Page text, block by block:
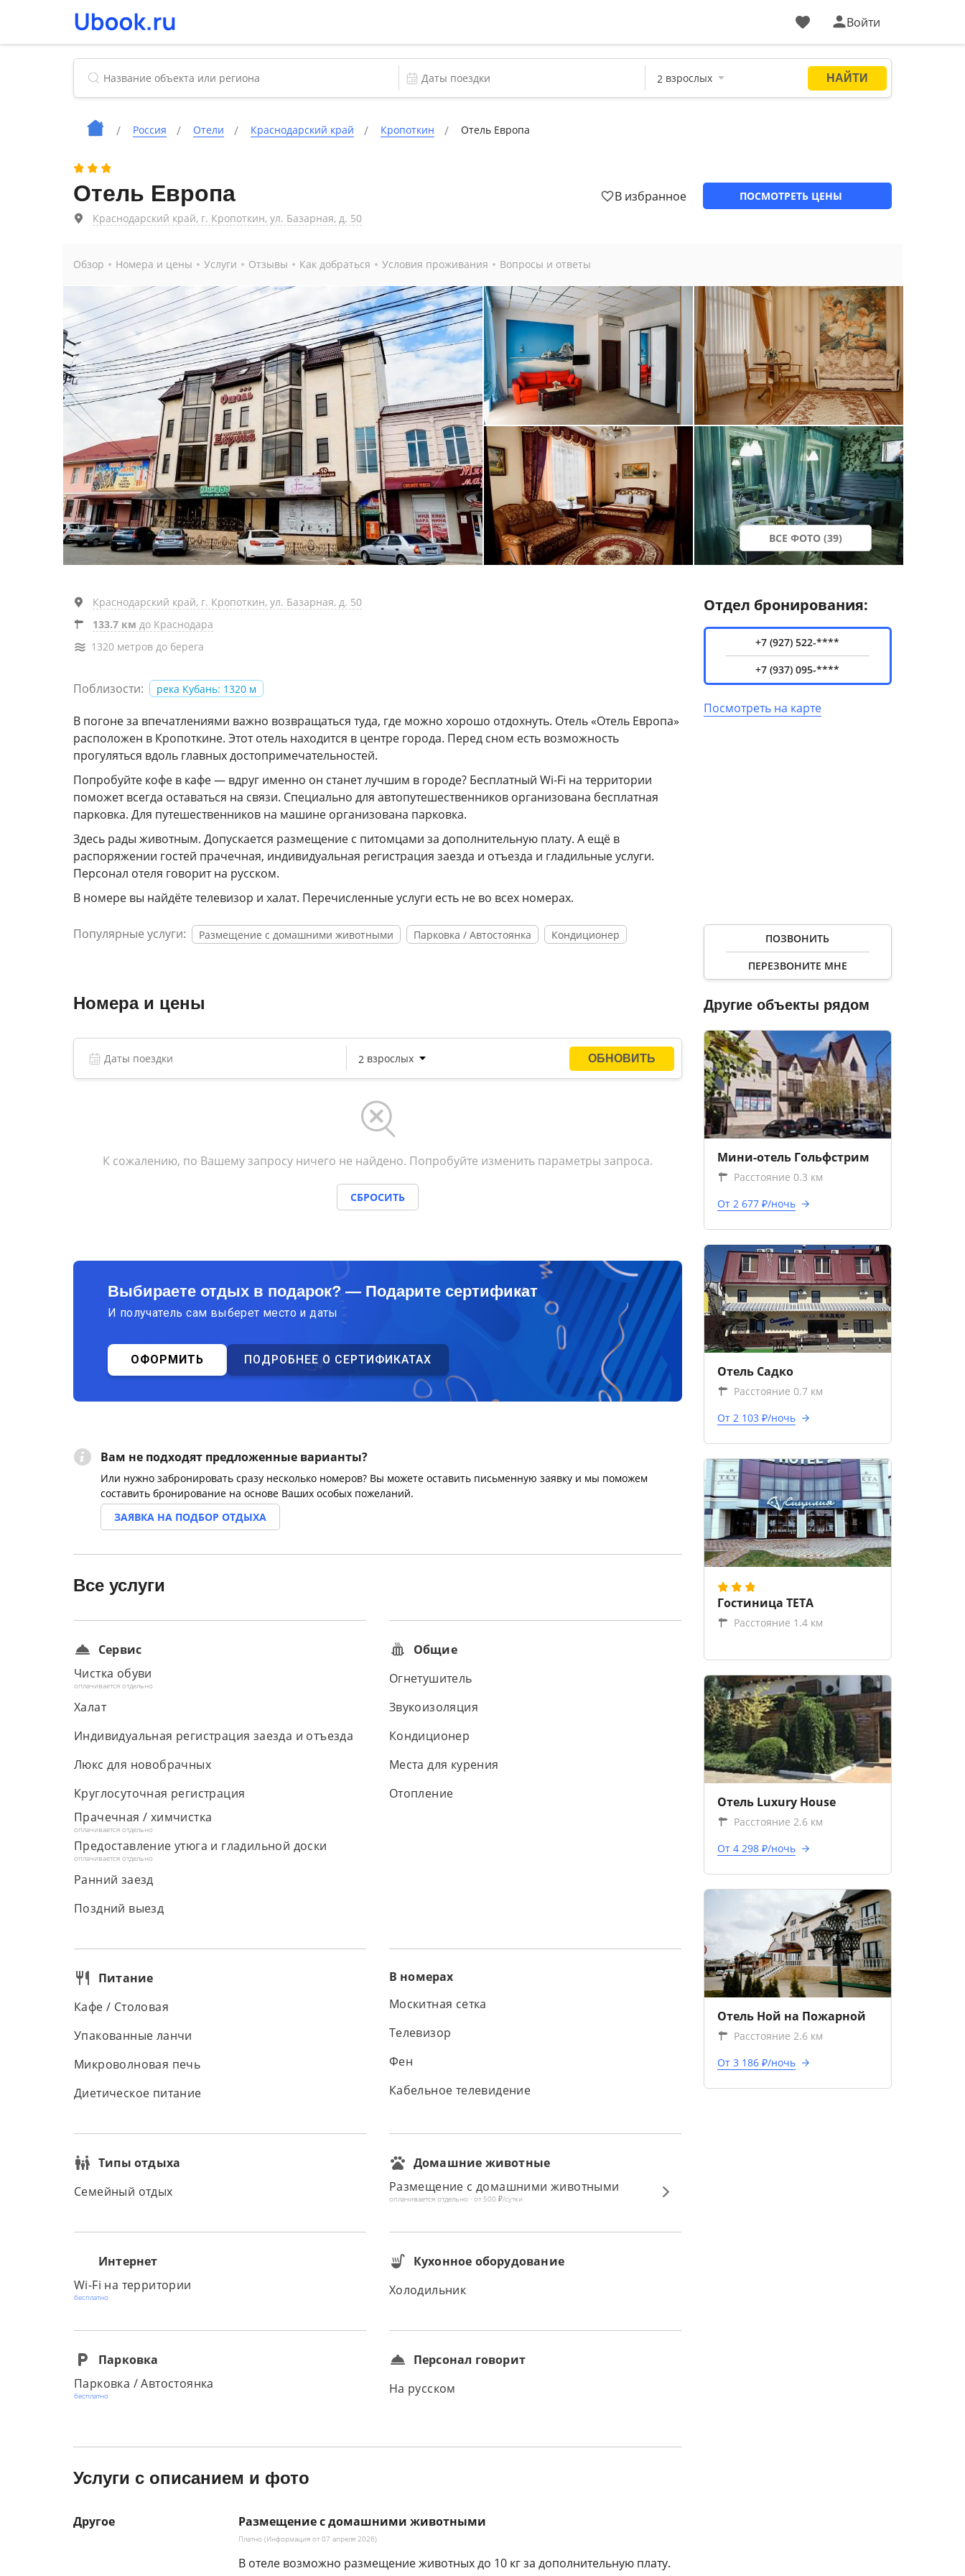
Войти
Россия Отели Краснодарский край Кропоткин Отель Европа
Отель Европа
Краснодарский край, г. Кропоткин, ул. Базарная, д. 50
В избранное ПОСМОТРЕТЬ ЦЕНЫ
Обзор Номера и цены Услуги Отзывы Как добраться Условия проживания Вопросы и ответы
ВСЕ ФОТО (39)
Краснодарский край, г. Кропоткин, ул. Базарная, д. 50
133.7 км до Краснодара
1320 метров до берега
Поблизости: река Кубань: 1320 м
В погоне за впечатлениями важно возвращаться туда, где можно хорошо отдохнуть. Отель «Отель Европа»
расположен в Кропоткине. Этот отель находится в центре города. Перед сном есть возможность
прогуляться вдоль главных достопримечательностей.
Попробуйте кофе в кафе — вдруг именно он станет лучшим в городе? Бесплатный Wi-Fi на территории
поможет всегда оставаться на связи. Специально для автопутешественников организована бесплатная
парковка. Для путешественников на машине организована парковка.
Здесь рады животным. Допускается размещение с питомцами за дополнительную плату. А ещё в
распоряжении гостей прачечная, индивидуальная регистрация заезда и отъезда и гладильные услуги.
Персонал отеля говорит на русском.
В номере вы найдёте телевизор и халат. Перечисленные услуги есть не во всех номерах.
Популярные услуги: Размещение с домашними животными Парковка / Автостоянка Кондиционер
Номера и цены
К сожалению, по Вашему запросу ничего не найдено. Попробуйте изменить параметры запроса.
СБРОСИТЬ
Выбираете отдых в подарок? — Подарите сертификат
И получатель сам выберет место и даты
ОФОРМИТЬ ПОДРОБНЕЕ О СЕРТИФИКАТАХ
Вам не подходят предложенные варианты?
Или нужно забронировать сразу несколько номеров? Вы можете оставить письменную заявку и мы поможем
составить бронирование на основе Ваших особых пожеланий.
ЗАЯВКА НА ПОДБОР ОТДЫХА
Все услуги
Сервис
Чистка обуви
оплачивается отдельно
Халат
Индивидуальная регистрация заезда и отъезда
Люкс для новобрачных
Круглосуточная регистрация
Прачечная / химчистка
оплачивается отдельно
Предоставление утюга и гладильной доски
оплачивается отдельно
Ранний заезд
Поздний выезд
Общие
Огнетушитель
Звукоизоляция
Кондиционер
Места для курения
Отопление
Питание
Кафе / Столовая
Упакованные ланчи
Микроволновая печь
Диетическое питание
В номерах
Москитная сетка
Телевизор
Фен
Кабельное телевидение
Типы отдыха
Семейный отдых
Домашние животные
Размещение с домашними животными
оплачивается отдельно · от 500 ₽/сутки
Интернет
Wi-Fi на территории
бесплатно
Кухонное оборудование
Холодильник
Парковка
Парковка / Автостоянка
бесплатно
Персонал говорит
На русском
Услуги с описанием и фото
Другое Размещение с домашними животными
Платно (Информация от 07 апреля 2026)
В отеле возможно размещение животных до 10 кг за дополнительную плату.
Отдел бронирования:
+7 (927) 522-****
+7 (937) 095-****
Посмотреть на карте
ПОЗВОНИТЬ
ПЕРЕЗВОНИТЕ МНЕ
Другие объекты рядом
Мини-отель Гольфстрим
Расстояние 0.3 км
От 2 677 ₽/ночь
Отель Садко
Расстояние 0.7 км
От 2 103 ₽/ночь
Гостиница ТЕТА
Расстояние 1.4 км
Отель Luxury House
Расстояние 2.6 км
От 4 298 ₽/ночь
Отель Ной на Пожарной
Расстояние 2.6 км
От 3 186 ₽/ночь